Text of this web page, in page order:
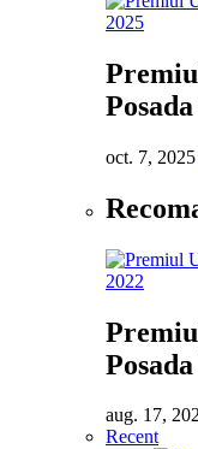
oct. 7, 2025
aug. 17,
Recent